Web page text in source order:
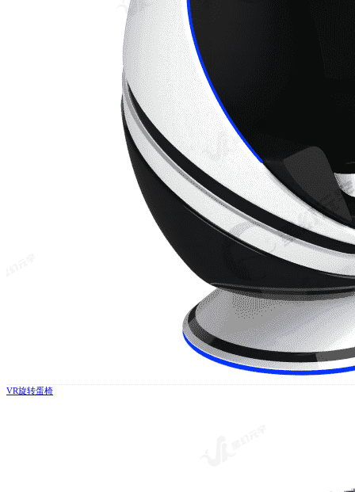
VR旋转蛋椅